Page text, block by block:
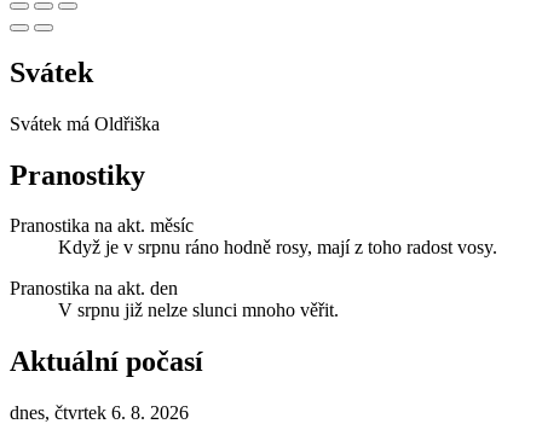
Svátek
Svátek má Oldřiška
Pranostiky
Pranostika na akt. měsíc
Když je v srpnu ráno hodně rosy, mají z toho radost vosy.
Pranostika na akt. den
V srpnu již nelze slunci mnoho věřit.
Aktuální počasí
dnes, čtvrtek 6. 8. 2026